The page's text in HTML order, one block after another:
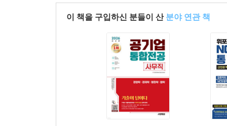
이 책을 구입하신 분들이 산 분야 연관 책